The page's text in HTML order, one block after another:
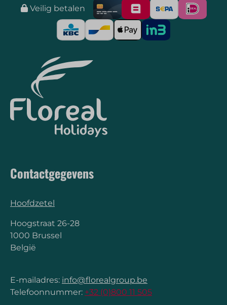
Veilig betalen
Contactgegevens
Hoofdzetel
Hoogstraat 26-28
1000 Brussel
België
E-mailadres: info@florealgroup.be
Telefoonnummer: +32 (0)800 11 505